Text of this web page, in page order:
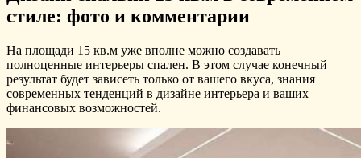
стиле: фото и комментарии
На площади 15 кв.м уже вполне можно создавать
полноценные интерьеры спален. В этом случае конечный
результат будет зависеть только от вашего вкуса, знания
современных тенденций в дизайне интерьера и ваших
финансовых возможностей.